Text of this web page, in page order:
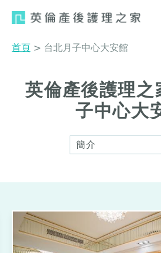
在
首頁 > 台北月子中心大安館
英倫產後護理之
子中心大
top